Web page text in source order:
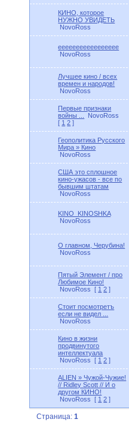
КИНО, которое
НУЖНО УВИДЕТЬ
NovoRoss
eeeeeeeeeeeeeeeee
NovoRoss
Лучшее кино / всех
времен и народов!
NovoRoss
Первые признаки
войны ...
NovoRoss
[ 1 2 ]
Геополитика Русского
Мира » Кино
NovoRoss
США это сплошное
кино-ужасов - все по
бывшим штатам
NovoRoss
KINO_KINOSHKA
NovoRoss
О главном, Черубина!
NovoRoss
Пятый Элемент / про
Любимое Кино!
NovoRoss
[ 1 2 ]
Стоит посмотретъ
если не видел ...
NovoRoss
Кино в жизни
продвинутого
интеллектуала
NovoRoss
[ 1 2 ]
ALIEN » Чужой-Чужие!
// Ridley Scott // И о
другом КИНО!
NovoRoss
[ 1 2 ]
Страница:1